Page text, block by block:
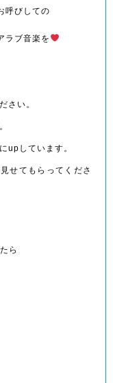
呼びしての
ラブ音楽を
さい。
upしています。
せてもらってくださ
ら